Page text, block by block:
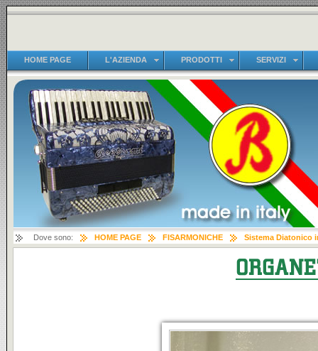
HOME PAGE L'AZIENDA PRODOTTI SERVIZI
Dove sono: HOME PAGE FISARMONICHE Sistema Diatonico